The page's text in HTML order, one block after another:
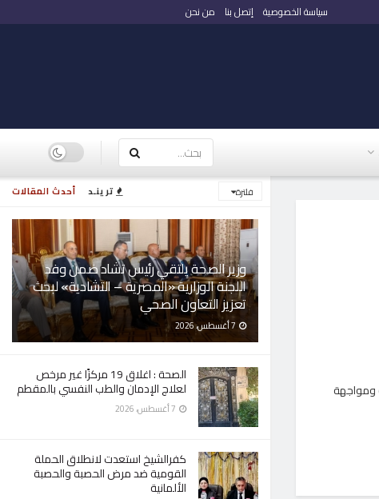
أحدث المقالات ترينـد فلترة
وزير الصحة يلتقي رئيس تشاد ضمن وفد
اللجنة الوزارية «المصرية – التشادية» لبحث
تعزيز التعاون الصحي
الصحة : اغلاق 19 مركزًا غير مرخص
لعلاج الإدمان والطب النفسي بالمقطم
كفرالشيخ استعدت لانطلاق الحملة
القومية ضد مرض الحصبة والحصبة
الألمانية
سياسة الخصوصية إتصل بنا من نحن
ومواجهة